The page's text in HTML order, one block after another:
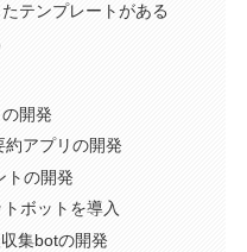
テンプレートがある
開発
アプリの開発
の開発
ボットを導入
集botの開発